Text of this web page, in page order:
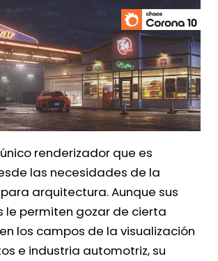
renderizador que es
las necesidades de la
arquitectura. Aunque sus
permiten gozar de cierta
los campos de la visualización
e industria automotriz, su